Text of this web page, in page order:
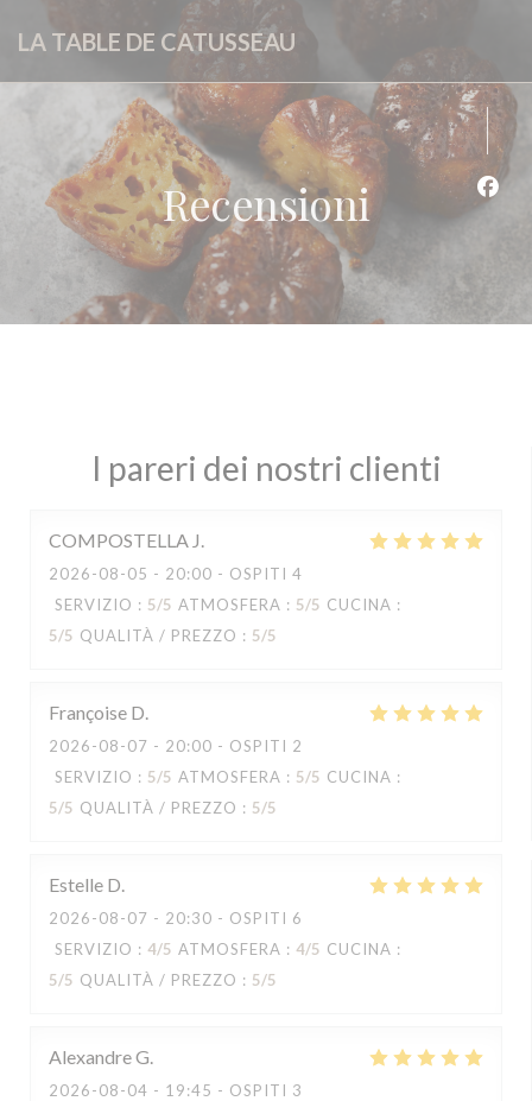
Personalizzazione delle tue scelte sui cookie
LA TABLE DE CATUSSEAU
Recensioni
I pareri dei nostri clienti
COMPOSTELLA J
2026-08-05 - 20:00 - OSPITI 4
SERVIZIO : 5/5 ATMOSFERA : 5/5 CUCINA :
5/5 QUALITÀ / PREZZO : 5/5
Françoise D
2026-08-07 - 20:00 - OSPITI 2
SERVIZIO : 5/5 ATMOSFERA : 5/5 CUCINA :
5/5 QUALITÀ / PREZZO : 5/5
Estelle D
2026-08-07 - 20:30 - OSPITI 6
SERVIZIO : 4/5 ATMOSFERA : 4/5 CUCINA :
5/5 QUALITÀ / PREZZO : 5/5
AlexandreG
2026-08-04 - 19:45 - OSPITI 3